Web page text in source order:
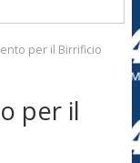
per il Birrificio
per il